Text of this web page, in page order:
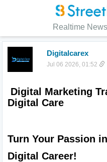
Realtime
Digitalcarex
Jul 06 2026, 01:52
Digital Care
Turn Your Passion
Digital Career!